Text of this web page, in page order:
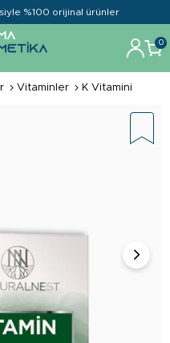
%100 orijinal ürünler
0
Vitaminler K Vitamini